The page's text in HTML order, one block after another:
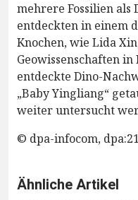
mehrere Fossilien
entdeckten in einem
Knochen, wie Lida
Geowissenschaften
entdeckte Dino-
„Baby Yingliang“
weiter untersucht
© dpa-infocom,
Ähnliche Artikel